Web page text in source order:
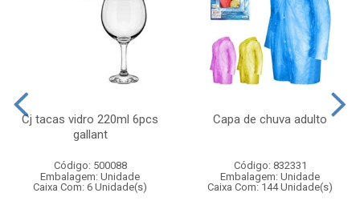
Cj tacas vidro 220ml 6pcs
gallant
Código: 500088
Embalagem: Unidade
Caixa Com: 6 Unidade(s)
Capa de chuva adulto
Código: 832331
Embalagem: Unidade
Caixa Com: 144 Unidade(s)